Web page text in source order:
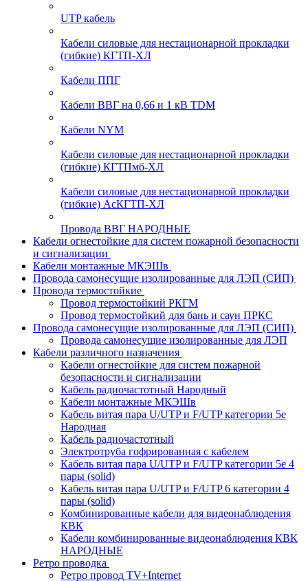
UTP кабель
Кабели силовые для нестационарной прокладки
(гибкие) КГТП-ХЛ
Кабели ППГ
Кабели ВВГ на 0,66 и 1 кВ TDM
Кабели NYM
Кабели силовые для нестационарной прокладки
(гибкие) КГТПмб-ХЛ
Кабели силовые для нестационарной прокладки
(гибкие) АсКГТП-ХЛ
Провода ВВГ НАРОДНЫЕ
Кабели огнестойкие для систем пожарной безопасности
и сигнализации
Кабели монтажные МКЭШв
Провода самонесущие изолированные для ЛЭП (СИП)
Провода термостойкие
Провод термостойкий РКГМ
Провод термостойкий для бань и саун ПРКС
Провода самонесущие изолированные для ЛЭП (СИП)
Провода самонесущие изолированные для ЛЭП
Кабели различного назначения
Кабели огнестойкие для систем пожарной
безопасности и сигнализации
Кабель радиочастотный Народный
Кабели монтажные МКЭШв
Кабель витая пара U/UTP и F/UTP категории 5е
Народная
Кабель радиочастотный
Электротруба гофрированная с кабелем
Кабель витая пара U/UTP и F/UTP категории 5e 4
пары (solid)
Кабель витая пара U/UTP и F/UTP 6 категории 4
пары (solid)
Комбинированные кабели для видеонаблюдения
КВК
Кабели комбинированные видеонаблюдения КВК
НАРОДНЫЕ
Ретро проводка
Ретро провод TV+Internet